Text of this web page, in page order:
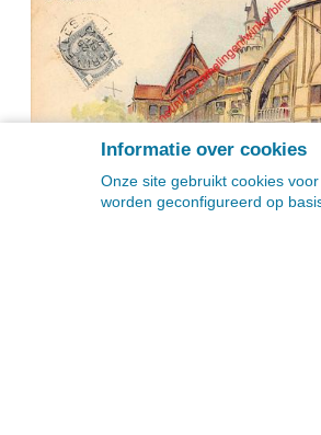
Informatie over cookies
Onze site gebruikt cookies
worden geconfigureerd op